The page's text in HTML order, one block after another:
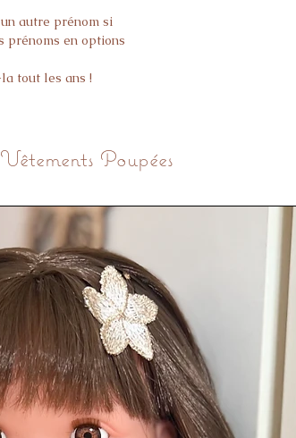
autre prénom si
prénoms en options
tout les ans !
Vêtements Poupées